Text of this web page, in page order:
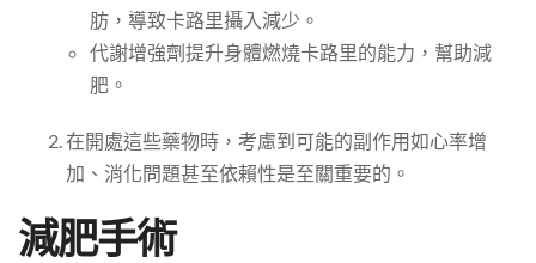
肪，導致卡路里攝入減少。
代謝增強劑提升身體燃燒卡路里的能力，幫助減
肥。
在開處這些藥物時，考慮到可能的副作用如心率增
加、消化問題甚至依賴性是至關重要的。
減肥手術